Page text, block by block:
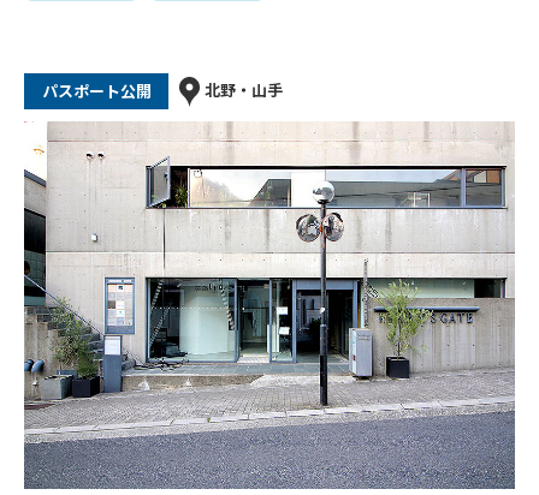
パスポート公開 北野・山手